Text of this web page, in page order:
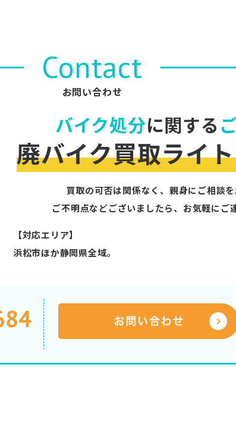
Contact
お問い合わせ
バイク処分に関する
廃バイク買取ライ
買取の可否は関係なく、親身にご相談を
ご不明点などございましたら、お気軽にご
【対応エリア】
浜松市ほか静岡県全域。